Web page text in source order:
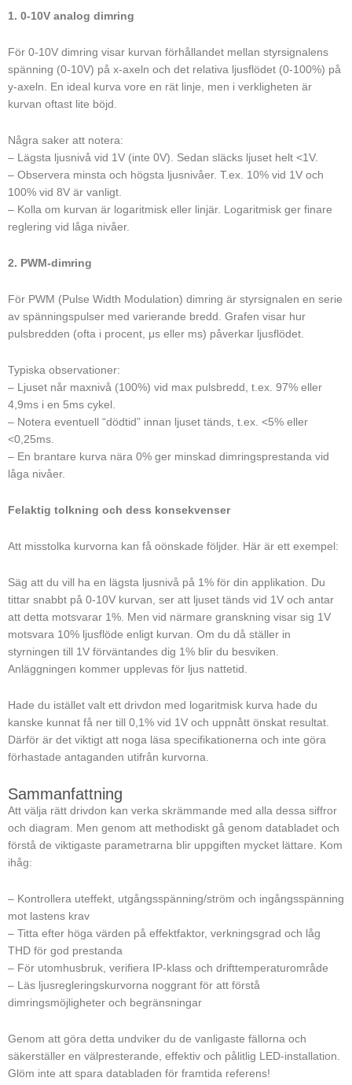
1. 0-10V analog dimring
För 0-10V dimring visar kurvan förhållandet mellan styrsignalens
spänning (0-10V) på x-axeln och det relativa ljusflödet (0-100%) på
y-axeln. En ideal kurva vore en rät linje, men i verkligheten är
kurvan oftast lite böjd.
Några saker att notera:
– Lägsta ljusnivå vid 1V (inte 0V). Sedan släcks ljuset helt <1V.
– Observera minsta och högsta ljusnivåer. T.ex. 10% vid 1V och
100% vid 8V är vanligt.
– Kolla om kurvan är logaritmisk eller linjär. Logaritmisk ger finare
reglering vid låga nivåer.
2. PWM-dimring
För PWM (Pulse Width Modulation) dimring är styrsignalen en serie
av spänningspulser med varierande bredd. Grafen visar hur
pulsbredden (ofta i procent, μs eller ms) påverkar ljusflödet.
Typiska observationer:
– Ljuset når maxnivå (100%) vid max pulsbredd, t.ex. 97% eller
4,9ms i en 5ms cykel.
– Notera eventuell “dödtid” innan ljuset tänds, t.ex. <5% eller
<0,25ms.
– En brantare kurva nära 0% ger minskad dimringsprestanda vid
låga nivåer.
Felaktig tolkning och dess konsekvenser
Att misstolka kurvorna kan få oönskade följder. Här är ett exempel:
Säg att du vill ha en lägsta ljusnivå på 1% för din applikation. Du
tittar snabbt på 0-10V kurvan, ser att ljuset tänds vid 1V och antar
att detta motsvarar 1%. Men vid närmare granskning visar sig 1V
motsvara 10% ljusflöde enligt kurvan. Om du då ställer in
styrningen till 1V förväntandes dig 1% blir du besviken.
Anläggningen kommer upplevas för ljus nattetid.
Hade du istället valt ett drivdon med logaritmisk kurva hade du
kanske kunnat få ner till 0,1% vid 1V och uppnått önskat resultat.
Därför är det viktigt att noga läsa specifikationerna och inte göra
förhastade antaganden utifrån kurvorna.
Sammanfattning
Att välja rätt drivdon kan verka skrämmande med alla dessa siffror
och diagram. Men genom att methodiskt gå genom databladet och
förstå de viktigaste parametrarna blir uppgiften mycket lättare. Kom
ihåg:
– Kontrollera uteffekt, utgångsspänning/ström och ingångsspänning
mot lastens krav
– Titta efter höga värden på effektfaktor, verkningsgrad och låg
THD för god prestanda
– För utomhusbruk, verifiera IP-klass och drifttemperaturområde
– Läs ljusregleringskurvorna noggrant för att förstå
dimringsmöjligheter och begränsningar
Genom att göra detta undviker du de vanligaste fällorna och
säkerställer en välpresterande, effektiv och pålitlig LED-installation.
Glöm inte att spara databladen för framtida referens!